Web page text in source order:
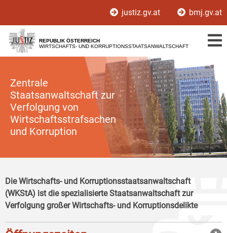
[1]
[2]
justiz.gv.at bmj.gv.at
REPUBLIK ÖSTERREICH
WIRTSCHAFTS- UND KORRUPTIONSSTAATSANWALTSCHAFT
Zentrale
Staatsanwaltschaft zur
Verfolgung von
Wirtschaftsstrafsachen
und Korruption
Die Wirtschafts- und Korruptionsstaatsanwaltschaft
(WKStA) ist die spezialisierte Staatsanwaltschaft zur
Verfolgung großer Wirtschafts- und Korruptionsdelikte